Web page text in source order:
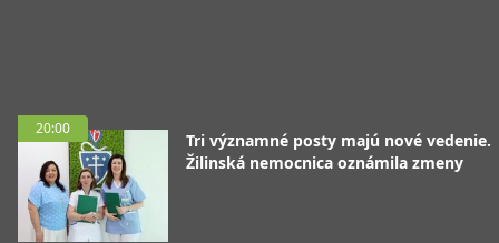
20:00
Tri významné posty majú nové vedenie.
Žilinská nemocnica oznámila zmeny